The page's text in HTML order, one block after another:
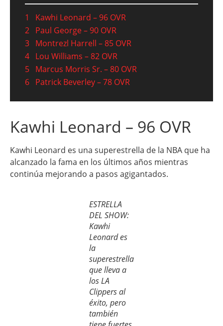
1
Kawhi Leonard – 96 OVR
2 Paul George – 90 OVR
3 Montrezl Harrell – 85 OVR
4 Lou Williams – 82 OVR
5 Marcus Morris Sr. – 80 OVR
6 Patrick Beverley – 78 OVR
Kawhi Leonard – 96 OVR
Kawhi Leonard es una superestrella de la NBA que ha
alcanzado la fama en los últimos años mientras
continúa mejorando a pasos agigantados.
ESTRELLA
DEL SHOW:
Kawhi
Leonard es
la
superestrella
que lleva a
los LA
Clippers al
éxito, pero
también